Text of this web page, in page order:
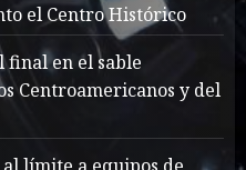
Scarier Than the
Its About Weight
2024 862
el Centro Histórico
final en el sable
Centroamericanos y del